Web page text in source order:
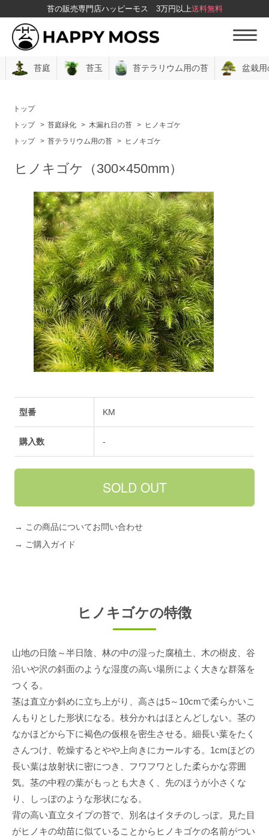
苔の販売専門店ハッピーモス 3万円以上送料無料
苔庭 苔玉 苔テラリウム用の苔 盆栽
トップ
トップ
> 苔庭緑化 > 木漏れ日の苔 > ヒノキゴケ
トップ
> 苔テラリウム用の苔 > ヒノキゴケ
ヒノキゴケ（300×450mm）
型番 KM
購入数 -
→ この商品についてお問い合わせ
→ ご購入ガイド
ヒノキゴケの特徴
山地の日陰～半日陰、林の中の湿った腐植土、木の樹皮、谷
沿いや沢の斜面のような湿度の高い場所によく大きな群落を
つくる。
茎は直立か斜めに立ち上がり、高さは5～10cmで柔らかいこ
んもりとした形状になる。枝分かれはほとんどしない。茎の
なかほどから下に褐色の仮根を密生させる。細長い葉をたく
さんつけ、乾燥するとやや上向きにカールする。1cmほどの
長い葉は放射状に密につき、フワフワとした柔らかな雰囲
気。茎の中程の葉がもっとも大きく、先のほうが小さくな
り、しっぽのような形状になる。
背の高い直立タイプの苔で、別名はイタチのしっぽ。見た目
がヒノキの幼苗に似ていることからヒノキゴケの名前がつい